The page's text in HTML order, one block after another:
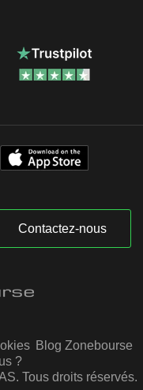
Contactez-nous
Blog Zonebourse
?
Tous droits réservés.